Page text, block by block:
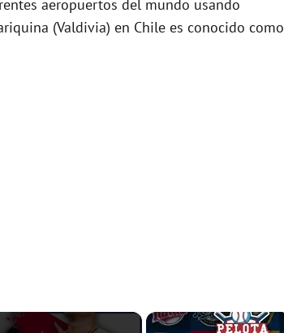
aeropuertos del mundo usando
(Valdivia) en Chile es conocido como